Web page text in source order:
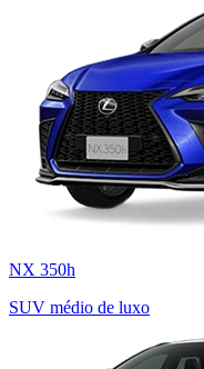
NX 350h
SUV médio de luxo